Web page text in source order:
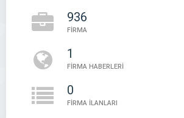
936
FİRMA
1
FİRMA HABERLERİ
0
FİRMA İLANLARI